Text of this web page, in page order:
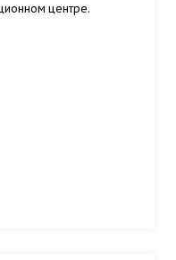
центре.